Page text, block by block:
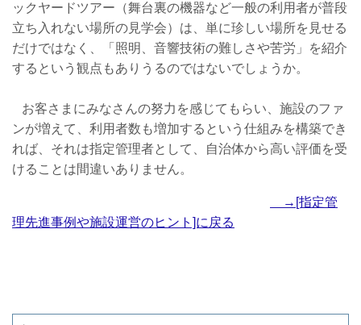
ックヤードツアー（舞台裏の機器など一般の利用者が普段
立ち入れない場所の見学会）は、単に珍しい場所を見せる
だけではなく、「照明、音響技術の難しさや苦労」を紹介
するという観点もありうるのではないでしょうか。
お客さまにみなさんの努力を感じてもらい、施設のファ
ンが増えて、利用者数も増加するという仕組みを構築でき
れば、それは指定管理者として、自治体から高い評価を受
けることは間違いありません。
→[指定管
理先進事例や施設運営のヒント]に戻る